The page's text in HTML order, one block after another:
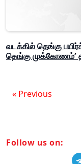
வடக்கில் தெங்கு
தெங்கு முக்கோணம்’
« Previous
Follow us on: